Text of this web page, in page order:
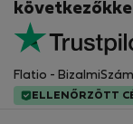
Flatio -
ELLENŐRZÖTT